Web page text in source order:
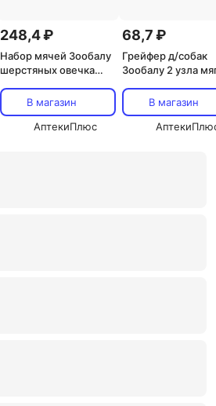
248,4 ₽
Набор мячей Зообалу
шерстяных овечка
В магазин
АптекиПлюс
68,7 ₽
Грейфер д/собак
Зообалу 2 узла
В магазин